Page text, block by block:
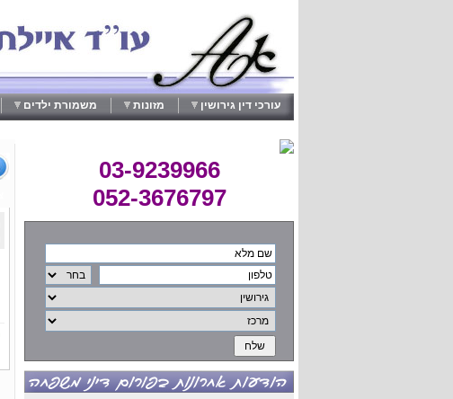
עורכי דין גירושין מזונות משמורת ילדים
03-9239966
052-3676797